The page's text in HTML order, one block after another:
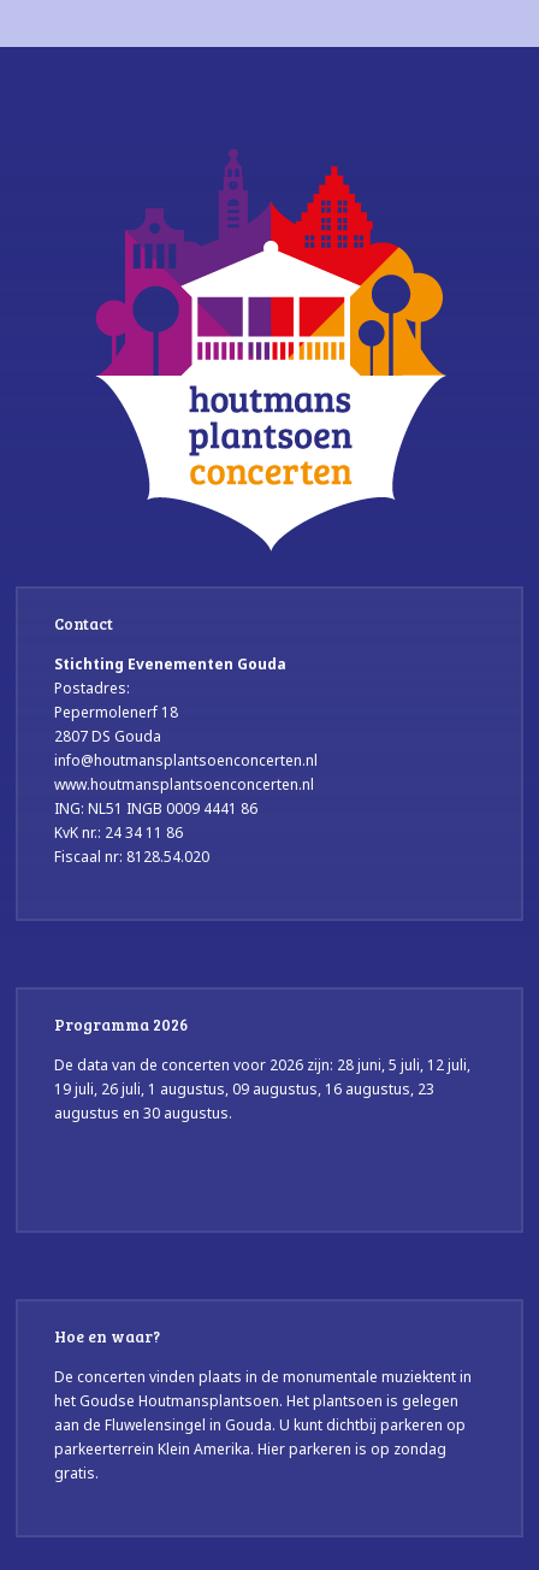
Contact
Stichting Evenementen Gouda
Postadres:
Pepermolenerf 18
2807 DS Gouda
info@houtmansplantsoenconcerten.nl
www.houtmansplantsoenconcerten.nl
ING: NL51 INGB 0009 4441 86
KvK nr.: 24 34 11 86
Fiscaal nr: 8128.54.020
Programma 2026
De data van de concerten voor 2026 zijn: 28 juni, 5 juli, 12 juli,
19 juli, 26 juli, 1 augustus, 09 augustus, 16 augustus, 23
augustus en 30 augustus.
Hoe en waar?
De concerten vinden plaats in de monumentale muziektent in
het Goudse Houtmansplantsoen. Het plantsoen is gelegen
aan de Fluwelensingel in Gouda. U kunt dichtbij parkeren op
parkeerterrein Klein Amerika. Hier parkeren is op zondag
gratis.